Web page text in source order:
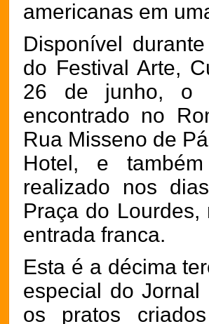
americanas em
Disponível
do Festival Arte,
26 de junho, o
encontrado no
Rua Misseno de
Hotel, e
realizado nos
Praça do
entrada franca.
Esta é a décima
especial do
os pratos